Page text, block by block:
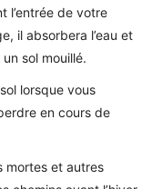
l’entrée de votre
il absorbera l’eau et
sol mouillé.
lorsque vous
en cours de
mortes et autres